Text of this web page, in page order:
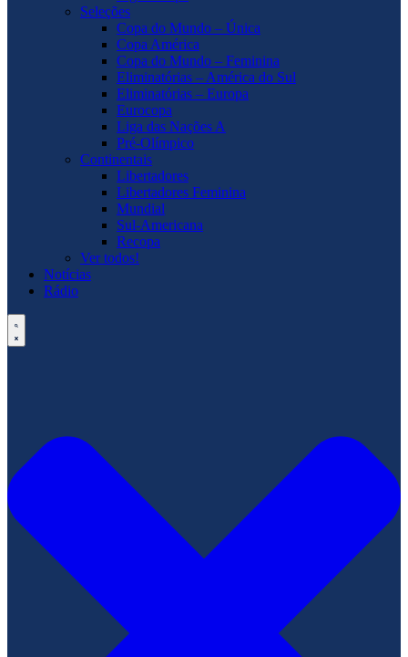
Seleções
Copa do Mundo – Única
Copa América
Copa do Mundo – Feminina
Eliminatórias – América do Sul
Eliminatórias – Europa
Eurocopa
Liga das Nações A
Pré-Olímpico
Continentais
Libertadores
Libertadores Feminina
Mundial
Sul-Americana
Recopa
Ver todos!
Notícias
Rádio